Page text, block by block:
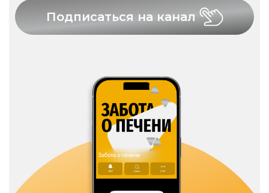
Подписаться на канал